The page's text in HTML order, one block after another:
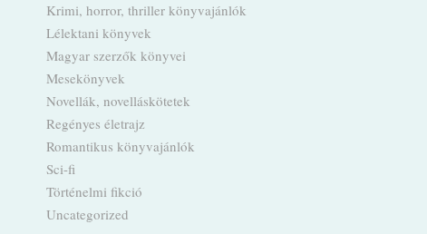
Krimi, horror, thriller könyvajánlók
Lélektani könyvek
Magyar szerzők könyvei
Mesekönyvek
Novellák, novelláskötetek
Regényes életrajz
Romantikus könyvajánlók
Sci-fi
Történelmi fikció
Uncategorized